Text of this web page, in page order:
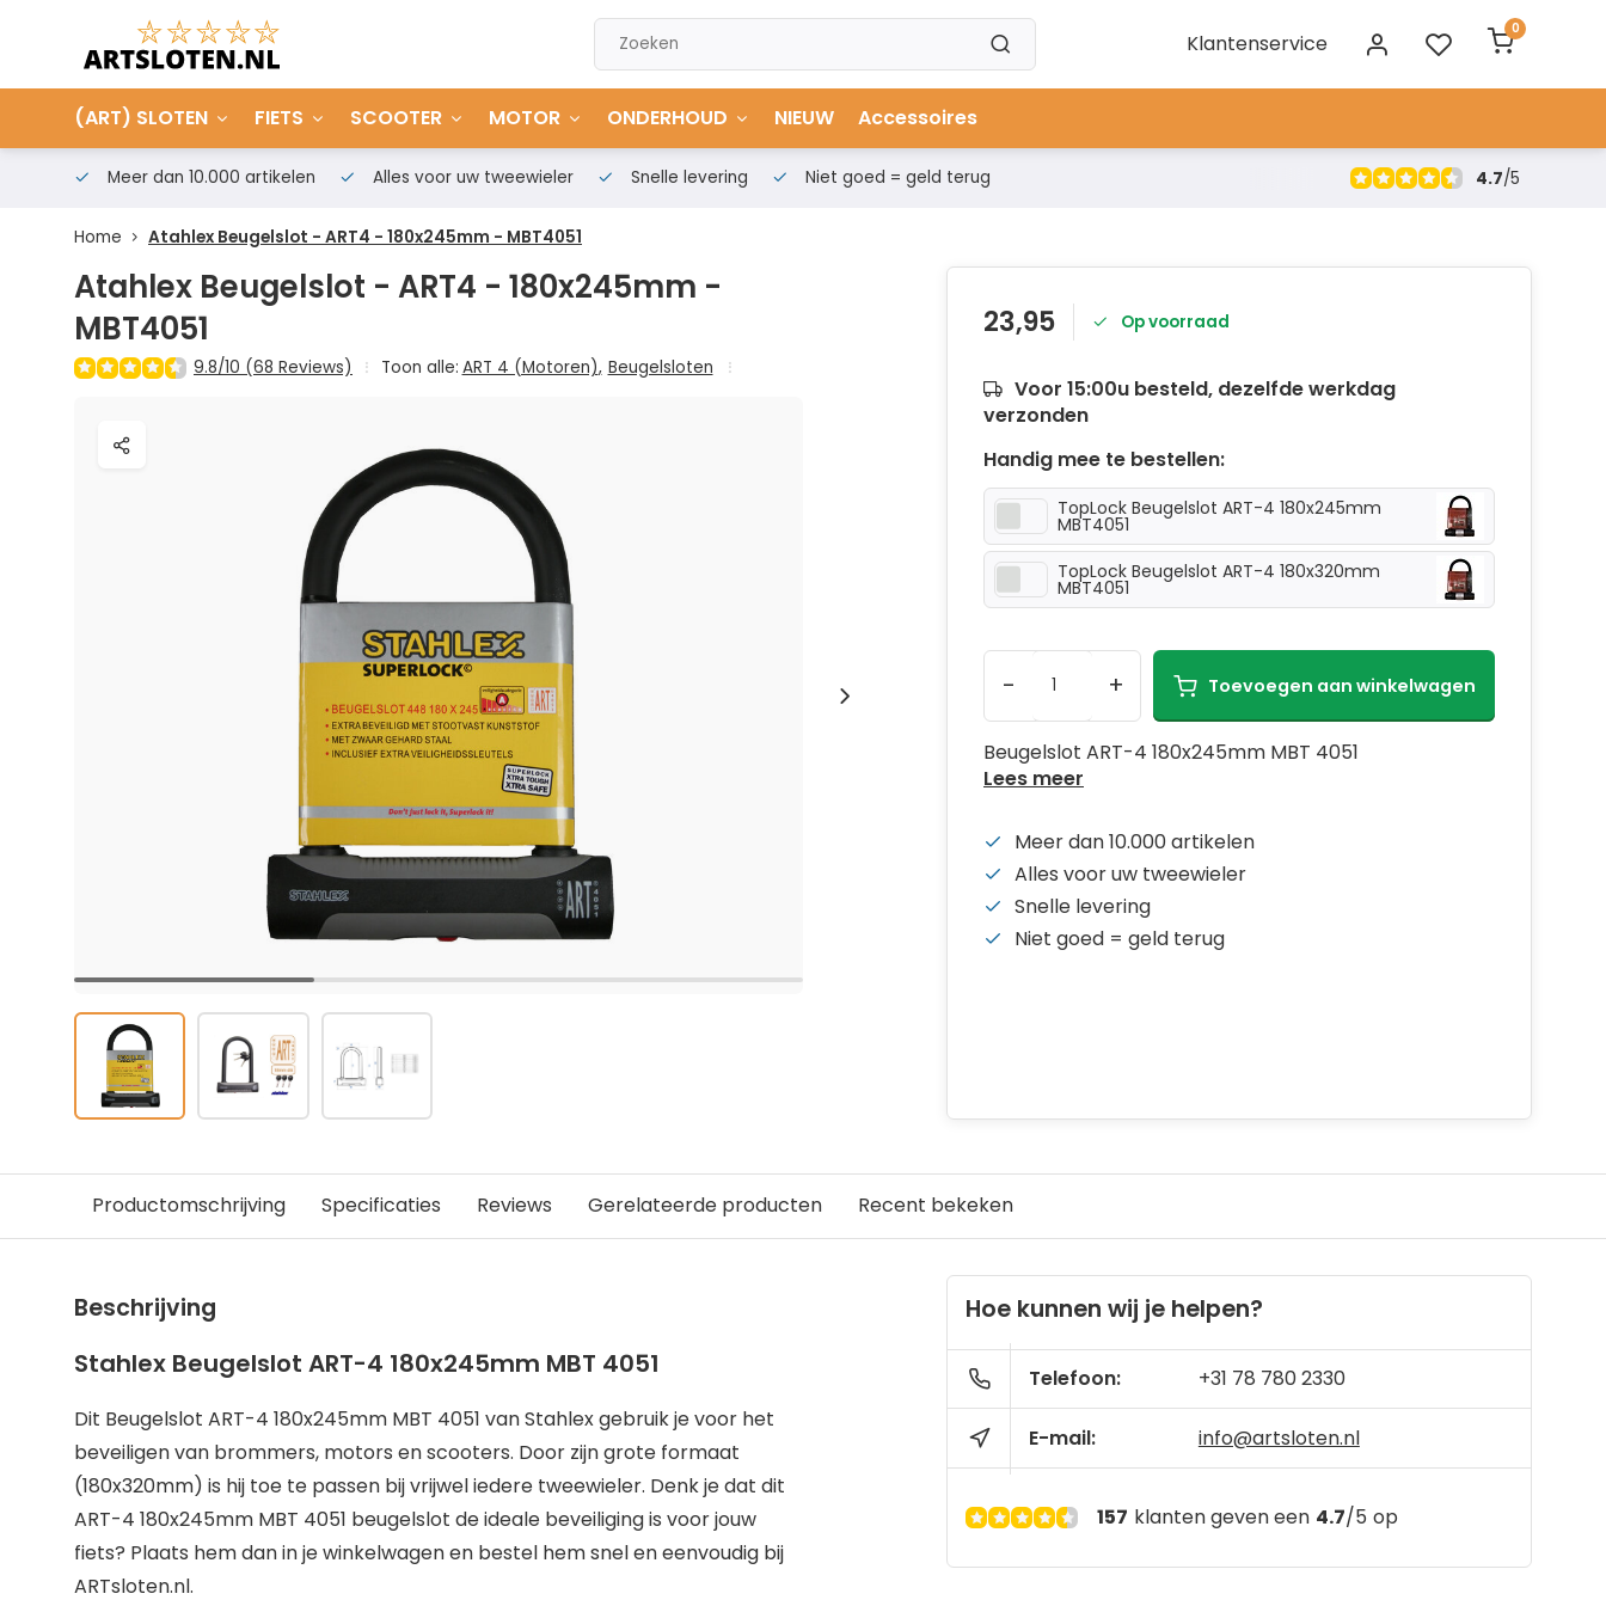
Klantenservice
0
(ART) SLOTEN FIETS SCOOTER MOTOR ONDERHOUD NIEUW Accessoires
Meer dan 10.000 artikelen Alles voor uw tweewieler Snelle levering Niet goed = geld terug 4.7/5
Home Atahlex Beugelslot - ART4 - 180x245mm - MBT4051
Atahlex Beugelslot - ART4 - 180x245mm -
MBT4051
9.8/10 (68 Reviews) Toon alle: ART 4 (Motoren), Beugelsloten
23,95 Op voorraad
Voor 15:00u besteld, dezelfde werkdag
verzonden
Handig mee te bestellen:
TopLock Beugelslot ART-4 180x245mm
MBT4051
TopLock Beugelslot ART-4 180x320mm
MBT4051
- + Toevoegen aan winkelwagen
Beugelslot ART-4 180x245mm MBT 4051
Lees meer
Meer dan 10.000 artikelen
Alles voor uw tweewieler
Snelle levering
Niet goed = geld terug
Productomschrijving Specificaties Reviews Gerelateerde producten Recent bekeken
Beschrijving
Stahlex Beugelslot ART-4 180x245mm MBT 4051
Dit Beugelslot ART-4 180x245mm MBT 4051 van Stahlex gebruik je voor het
beveiligen van brommers, motors en scooters. Door zijn grote formaat
(180x320mm) is hij toe te passen bij vrijwel iedere tweewieler. Denk je dat dit
ART-4 180x245mm MBT 4051 beugelslot de ideale beveiliging is voor jouw
fiets? Plaats hem dan in je winkelwagen en bestel hem snel en eenvoudig bij
ARTsloten.nl.
Hoe kunnen wij je helpen?
Telefoon: +31 78 780 2330
E-mail: info@artsloten.nl
157 klanten geven een 4.7/5 op